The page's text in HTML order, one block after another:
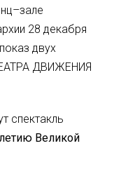
28 декабря
двух
ДВИЖЕНИЯ
спектакль
Великой